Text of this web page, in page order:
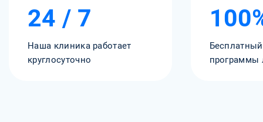
24 / 7
Наша клиника работает
круглосуточно
программы